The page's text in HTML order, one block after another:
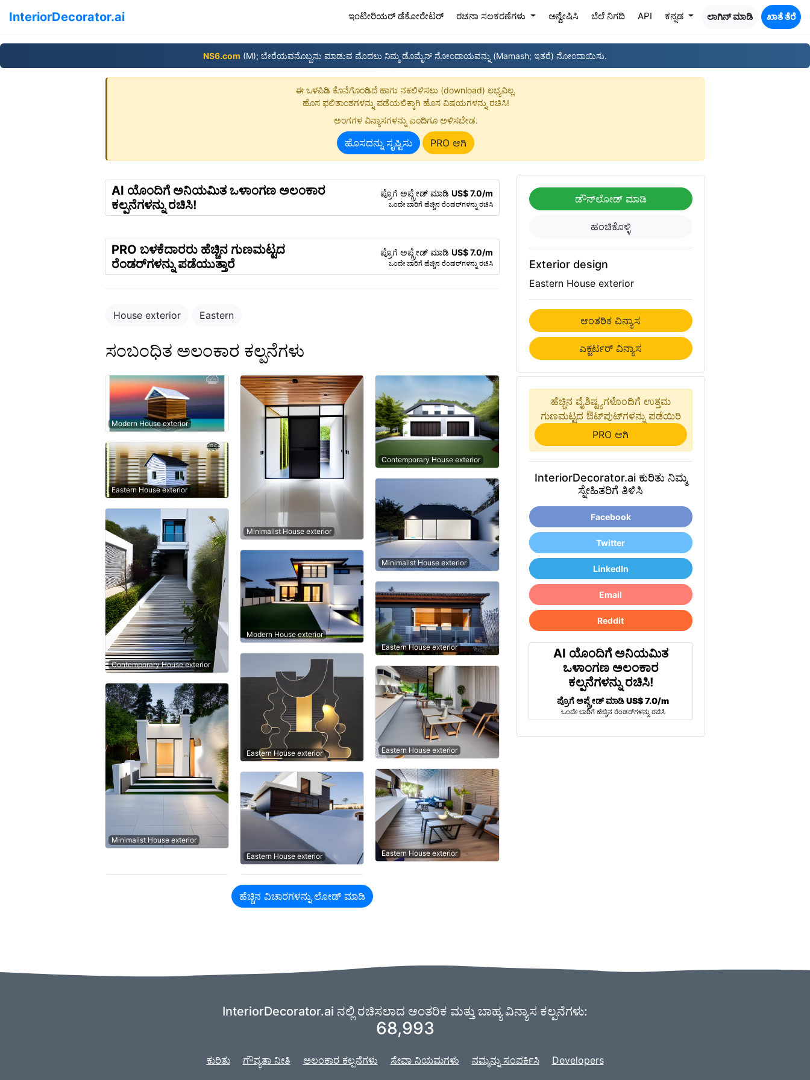
InteriorDecorator.ai ಇಂಟೀರಿಯರ್ ಡೆಕೋರೇಟರ್(current)
ರಚನಾ ಸಲಕರಣೆಗಳು ಅನ್ವೇಷಿಸಿ ಬೆಲೆ ನಿಗದಿ API ಕನ್ನಡ ಲಾಗಿನ್ ಮಾಡಿ ಖಾತೆ ತೆರೆ
NS6.com (M); ಬೇರೆಯವನೊಬ್ಬನು ಮಾಡುವ ಮೊದಲು ನಿಮ್ಮ ಡೊಮೈನ್ ನೋಂದಾಯವನ್ನು (Mamash; ಇತರೆ) ನೋಂದಾಯಿಸು.
ಈ ಒಳಪಿಡಿ ಕೊನೆಗೊಂಡಿದೆ ಹಾಗು ನಕಲಿಳಿಸಲು (download) ಲಭ್ಯವಿಲ್ಲ.
ಹೊಸ ಫಲಿತಾಂಶಗಳನ್ನು ಪಡೆಯಲಿಕ್ಕಾಗಿ ಹೊಸ ವಿಷಯಗಳನ್ನು ರಚಿಸಿ!
ಅಂಗಗಳ ವಿನ್ಯಾಸಗಳನ್ನು ಎಂದಿಗೂ ಅಳಿಸಬೇಡ.
ಹೊಸದನ್ನು ಸೃಷ್ಟಿಸು PRO ಆಗಿ
AI ಯೊಂದಿಗೆ ಅನಿಯಮಿತ ಒಳಾಂಗಣ ಅಲಂಕಾರ
ಕಲ್ಪನೆಗಳನ್ನು ರಚಿಸಿ!
ಪ್ರೊಗೆ ಅಪ್ಗ್ರೇಡ್ ಮಾಡಿ US$ 7.0/m
ಒಂದೇ ಬಾರಿಗೆ ಹೆಚ್ಚಿನ ರೆಂಡರ್‌ಗಳನ್ನು ರಚಿಸಿ
PRO ಬಳಕೆದಾರರು ಹೆಚ್ಚಿನ ಗುಣಮಟ್ಟದ
ರೆಂಡರ್‌ಗಳನ್ನು ಪಡೆಯುತ್ತಾರೆ
ಪ್ರೊಗೆ ಅಪ್ಗ್ರೇಡ್ ಮಾಡಿ US$ 7.0/m
ಒಂದೇ ಬಾರಿಗೆ ಹೆಚ್ಚಿನ ರೆಂಡರ್‌ಗಳನ್ನು ರಚಿಸಿ
House exterior Eastern
ಸಂಬಂಧಿತ ಅಲಂಕಾರ ಕಲ್ಪನೆಗಳು
Modern House exterior
Eastern House exterior
Contemporary House exterior
Minimalist House exterior
Minimalist House exterior
Modern House exterior
Eastern House exterior
Eastern House exterior
Contemporary House exterior
Minimalist House exterior
Eastern House exterior
Eastern House exterior
Eastern House exterior
ಹೆಚ್ಚಿನ ವಿಚಾರಗಳನ್ನು ಲೋಡ್ ಮಾಡಿ
ಡೌನ್‌ಲೋಡ್ ಮಾಡಿ
ಹಂಚಿಕೊಳ್ಳಿ
Exterior design
Eastern House exterior
ಆಂತರಿಕ ವಿನ್ಯಾಸ
ಎಕ್ಟರ್ಟರ್ ವಿನ್ಯಾಸ
ಹೆಚ್ಚಿನ ವೈಶಿಷ್ಟ್ಯಗಳೊಂದಿಗೆ ಉತ್ತಮ
ಗುಣಮಟ್ಟದ ಔಟ್‌ಪುಟ್‌ಗಳನ್ನು ಪಡೆಯಿರಿ
PRO ಆಗಿ
InteriorDecorator.ai ಕುರಿತು ನಿಮ್ಮ
ಸ್ನೇಹಿತರಿಗೆ ತಿಳಿಸಿ
Facebook
Twitter
LinkedIn
Email
Reddit
AI ಯೊಂದಿಗೆ ಅನಿಯಮಿತ
ಒಳಾಂಗಣ ಅಲಂಕಾರ
ಕಲ್ಪನೆಗಳನ್ನು ರಚಿಸಿ!
ಪ್ರೊಗೆ ಅಪ್ಗ್ರೇಡ್ ಮಾಡಿUS$ 7.0/m
ಒಂದೇ ಬಾರಿಗೆ ಹೆಚ್ಚಿನ ರೆಂಡರ್‌ಗಳನ್ನು ರಚಿಸಿ
InteriorDecorator.ai ನಲ್ಲಿ ರಚಿಸಲಾದ ಆಂತರಿಕ ಮತ್ತು ಬಾಹ್ಯ ವಿನ್ಯಾಸ ಕಲ್ಪನೆಗಳು:
68,993
ಕುರಿತು ಗೌಪ್ಯತಾ ನೀತಿ ಅಲಂಕಾರ ಕಲ್ಪನೆಗಳು ಸೇವಾ ನಿಯಮಗಳು ನಮ್ಮನ್ನು ಸಂಪರ್ಕಿಸಿ Developers